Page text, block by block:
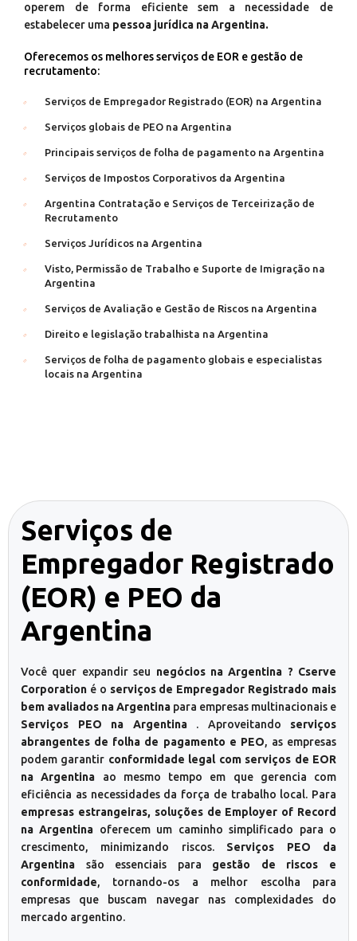
operem de forma eficiente sem a necessidade de
estabelecer uma pessoa jurídica na Argentina.
Oferecemos os melhores serviços de EOR e gestão de
recrutamento:
Serviços de Empregador Registrado (EOR) na Argentina
Serviços globais de PEO na Argentina
Principais serviços de folha de pagamento na Argentina
Serviços de Impostos Corporativos da Argentina
Argentina Contratação e Serviços de Terceirização de
Recrutamento
Serviços Jurídicos na Argentina
Visto, Permissão de Trabalho e Suporte de Imigração na
Argentina
Serviços de Avaliação e Gestão de Riscos na Argentina
Direito e legislação trabalhista na Argentina
Serviços de folha de pagamento globais e especialistas
locais na Argentina
Serviços de
Empregador Registrado
(EOR) e PEO da
Argentina
Você quer expandir seu negócios na Argentina ? Cserve
Corporation é o serviços de Empregador Registrado mais
bem avaliados na Argentina para empresas multinacionais e
Serviços PEO na Argentina. Aproveitando serviços
abrangentes de folha de pagamento e PEO, as empresas
podem garantir conformidade legal com serviços de EOR
na Argentina ao mesmo tempo em que gerencia com
eficiência as necessidades da força de trabalho local. Para
empresas estrangeiras, soluções de Employer of Record
na Argentina oferecem um caminho simplificado para o
crescimento, minimizando riscos. Serviços PEO da
Argentina são essenciais para gestão de riscos e
conformidade, tornando-os a melhor escolha para
empresas que buscam navegar nas complexidades do
mercado argentino.